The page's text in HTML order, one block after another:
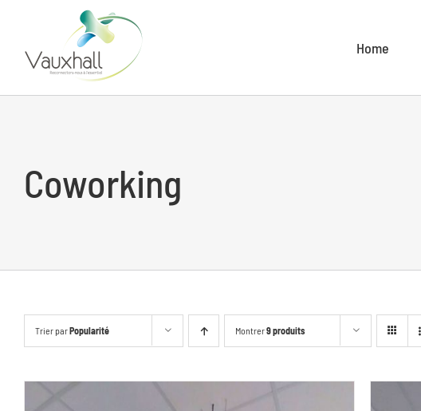
content
Home
Coworking
Trier parPopularité Montrer9 produits